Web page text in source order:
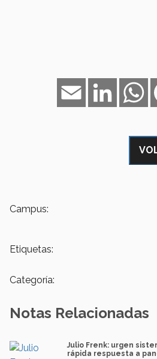
LinkedIn
Email
Campus:
Etiquetas:
Categoría:
Notas Relacionadas
Julio Frenk: urgen
rápida respuesta a